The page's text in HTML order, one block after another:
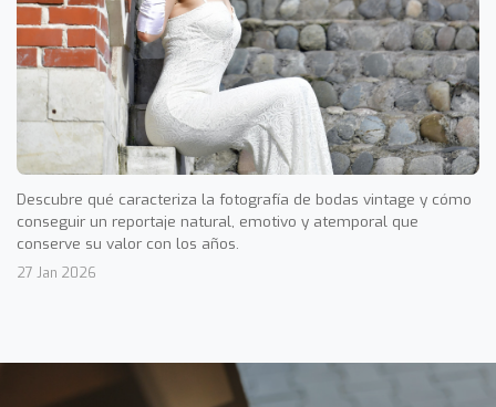
Descubre qué caracteriza la fotografía de bodas vintage y cómo
conseguir un reportaje natural, emotivo y atemporal que
conserve su valor con los años.
27 Jan 2026